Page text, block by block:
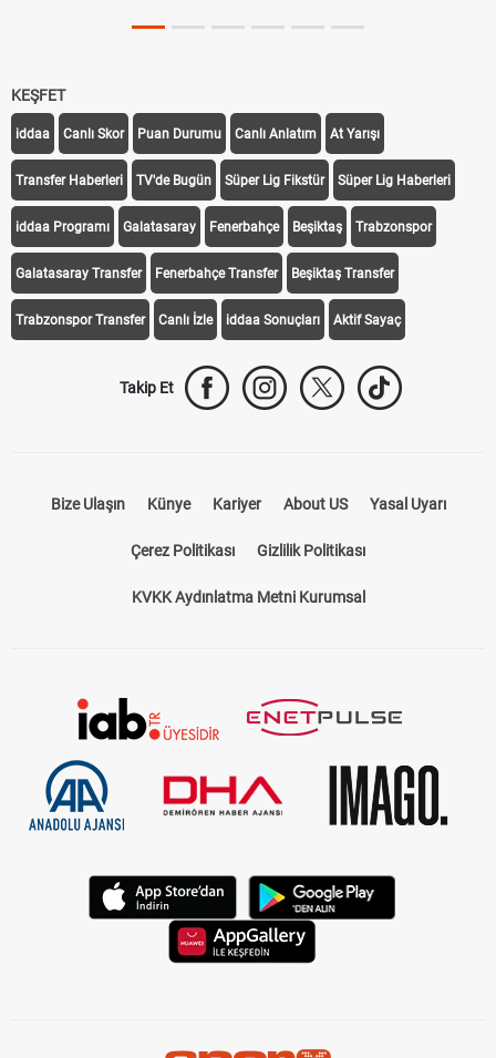
KEŞFET
iddaa Canlı Skor Puan Durumu Canlı Anlatım At Yarışı
Transfer Haberleri TV'de Bugün Süper Lig Fikstür Süper Lig Haberleri
iddaa Programı Galatasaray Fenerbahçe Beşiktaş Trabzonspor
Galatasaray Transfer Fenerbahçe Transfer Beşiktaş Transfer
Trabzonspor Transfer Canlı İzle iddaa Sonuçları Aktif Sayaç
Takip Et
Bize Ulaşın Künye Kariyer About US Yasal Uyarı
Çerez Politikası Gizlilik Politikası
KVKK Aydınlatma Metni Kurumsal